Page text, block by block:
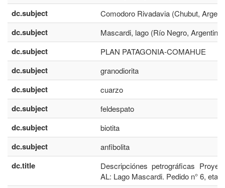
dc.subject Comodoro Rivadavia (Chubut,
dc.subject Mascardi, lago (Río Negro, Argentina)
dc.subject PLAN PATAGONIA-COMAHUE
dc.subject granodiorita
dc.subject cuarzo
dc.subject feldespato
dc.subject biotita
dc.subject anfibolita
dc.title
Descripciónes petrográficas
AL: Lago Mascardi. Pedido n° 6,